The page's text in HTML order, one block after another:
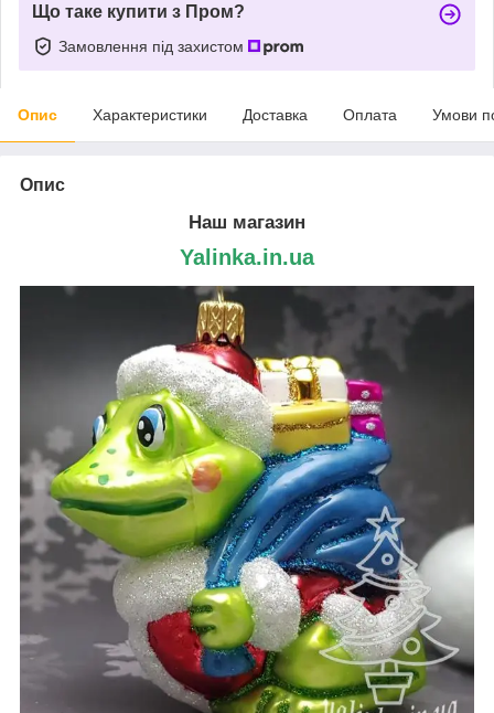
Що таке купити з Пром?
Замовлення під захистом
Опис Характеристики Доставка Оплата Умови
Опис
Наш магазин
Yalinka.in.ua